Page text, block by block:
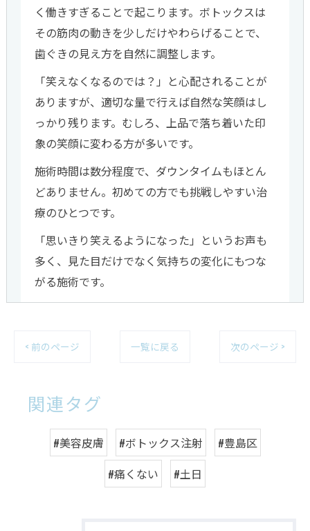
く働きすぎることで起こります。ボトックスは
その筋肉の動きを少しだけやわらげることで、
歯ぐきの見え方を自然に調整します。
「笑えなくなるのでは？」と心配されることが
ありますが、適切な量で行えば自然な笑顔はし
っかり残ります。むしろ、上品で落ち着いた印
象の笑顔に変わる方が多いです。
施術時間は数分程度で、ダウンタイムもほとん
どありません。初めての方でも挑戦しやすい治
療のひとつです。
「思いきり笑えるようになった」というお声も
多く、見た目だけでなく気持ちの変化にもつな
がる施術です。
< 前のページ 一覧に戻る 次のページ >
関連タグ
#美容皮膚 #ボトックス注射
#豊島区
#痛くない
#土日